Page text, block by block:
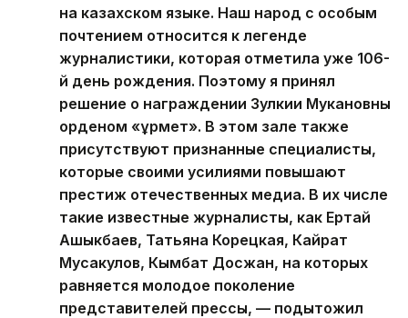
на казахском языке. Наш народ с особым
почтением относится к легенде
журналистики, которая отметила уже 106-
й день рождения. Поэтому я принял
решение о награждении Зулкии Мукановны
орденом «Құрмет». В этом зале также
присутствуют признанные специалисты,
которые своими усилиями повышают
престиж отечественных медиа. В их числе
такие известные журналисты, как Ертай
Ашыкбаев, Татьяна Корецкая, Кайрат
Мусакулов, Кымбат Досжан, на которых
равняется молодое поколение
представителей прессы, — подытожил